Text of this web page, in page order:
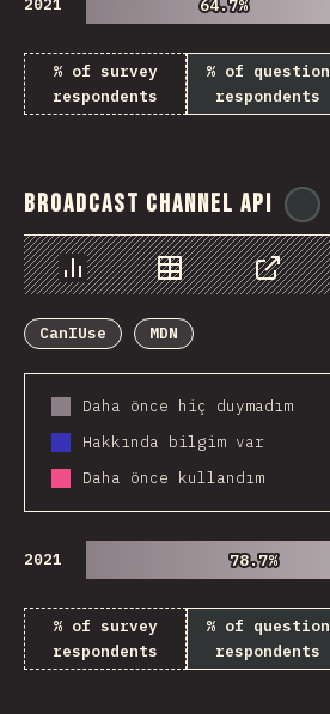
2021 64.7%
64.7%
% of survey
respondents
% of question
respondents
Broadcast Channel API
Chart Data Share
CanIUse
MDN
Daha önce hiç duymadım
Hakkında bilgim var
Daha önce kullandım
2021 78.7%
78.7%
% of survey
respondents
% of question
respondents